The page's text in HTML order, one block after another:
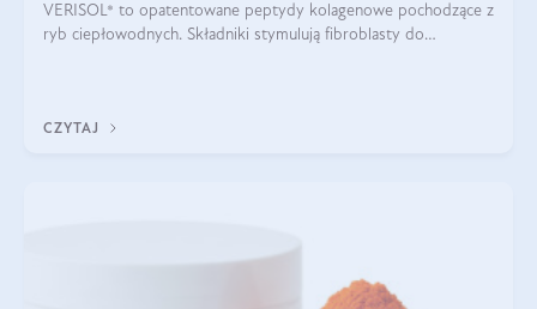
VERISOL® to opatentowane peptydy kolagenowe pochodzące z
ryb ciepłowodnych. Składniki stymulują fibroblasty do
CZYTAJ